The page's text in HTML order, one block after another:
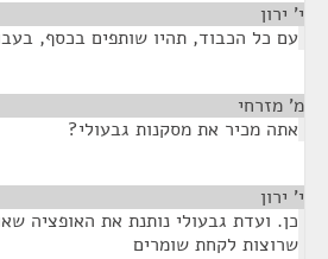
י' ירון
עם כל הכבוד, תהיו שותפים בכסף,
מ' מזרחי
אתה מכיר את מסקנות גבעולי?
י' ירון
כן. ועדת גבעולי נותנת את האופציה
שרוצות לקחת שומרים